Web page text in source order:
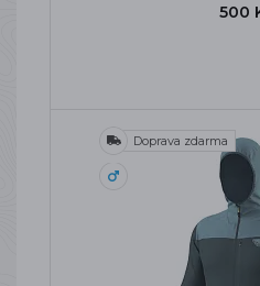
500
Doprava zdarma